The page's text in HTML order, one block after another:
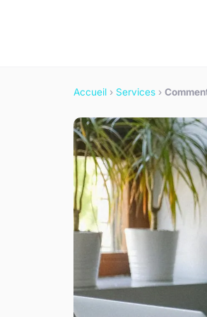
Accueil › Services ›